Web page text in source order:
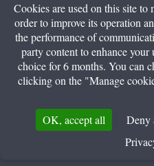
Cookies are used on this site to
order to improve its operation
the performance of
party content to enhance your
choice for 6 months. You can
clicking on the "Manage
OK, accept all Deny